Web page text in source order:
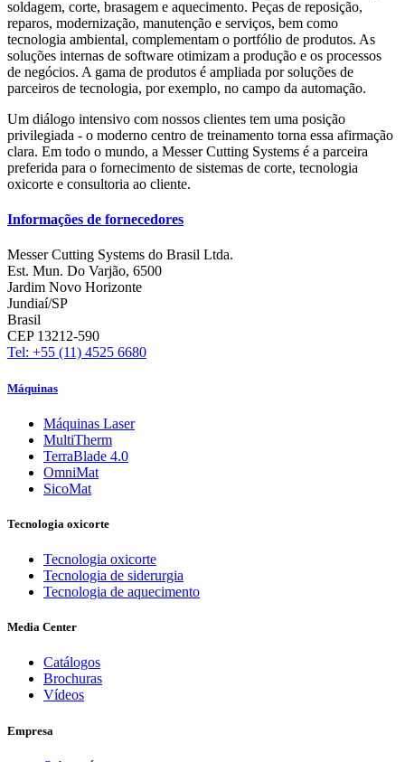
soldagem, corte, brasagem e aquecimento. Peças de reposição,
reparos, modernização, manutenção e serviços, bem como
tecnologia ambiental, complementam o portfólio de produtos. As
soluções internas de software otimizam a produção e os processos
de negócios. A gama de produtos é ampliada por soluções de
parceiros de tecnologia, por exemplo, no campo da automação.
Um diálogo intensivo com nossos clientes tem uma posição
privilegiada - o moderno centro de treinamento torna essa afirmação
clara. Em todo o mundo, a Messer Cutting Systems é a parceira
preferida para o fornecimento de sistemas de corte, tecnologia
oxicorte e consultoria ao cliente.
Informações de fornecedores
Messer Cutting Systems do Brasil Ltda.
Est. Mun. Do Varjão, 6500
Jardim Novo Horizonte
Jundiaí/SP
Brasil
CEP 13212-590
Tel: +55 (11) 4525 6680
Máquinas
Máquinas Laser
MultiTherm
TerraBlade 4.0
OmniMat
SicoMat
Tecnologia oxicorte
Tecnologia oxicorte
Tecnologia de siderurgia
Tecnologia de aquecimento
Media Center
Catálogos
Brochuras
Vídeos
Empresa